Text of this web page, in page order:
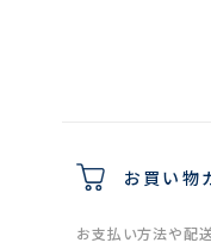
お買い物
お支払い方法や配